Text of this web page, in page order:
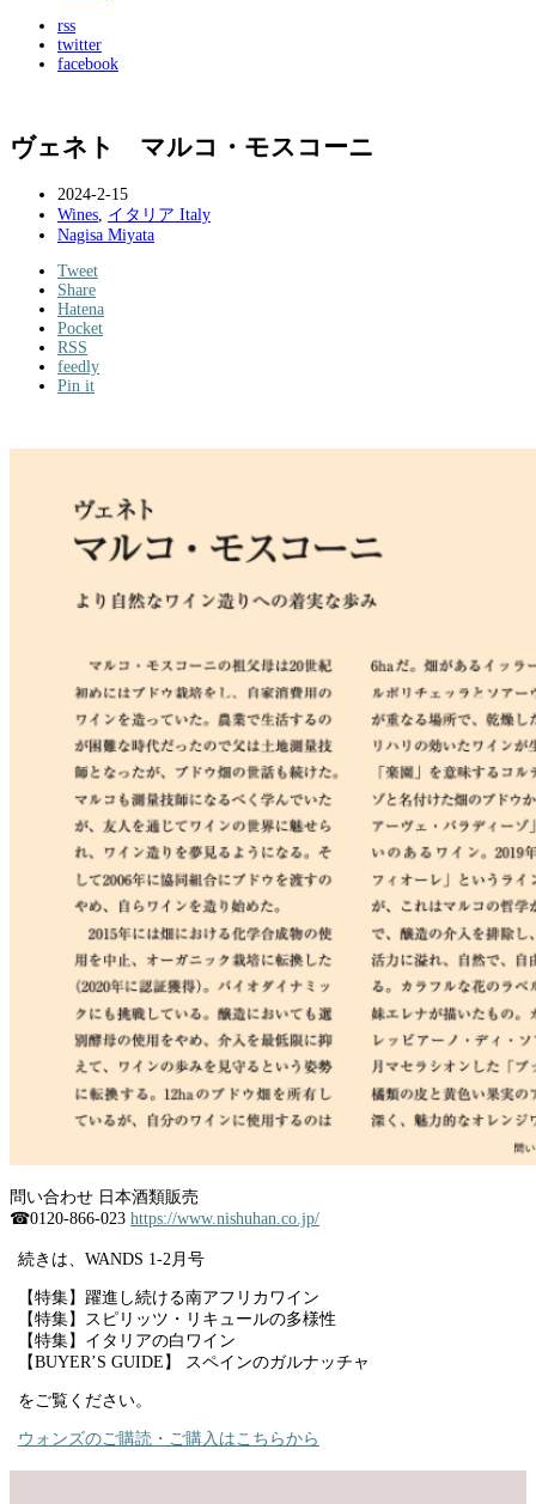
rss
twitter
facebook
ヴェネト マルコ・モスコーニ
2024-2-15
Wines イタリア Italy
Nagisa Miyata
Tweet
Share
Hatena
Pocket
RSS
feedly
Pin it
問い合わせ 日本酒類販売
☎︎0120-866-023 https://www.nishuhan.co.jp/
続きは、WANDS 1-2月号
【特集】躍進し続ける南アフリカワイン
【特集】スピリッツ・リキュールの多様性
【特集】イタリアの白ワイン
【BUYER’S GUIDE】 スペインのガルナッチャ
をご覧ください。
ウォンズのご購読・ご購入はこちらから